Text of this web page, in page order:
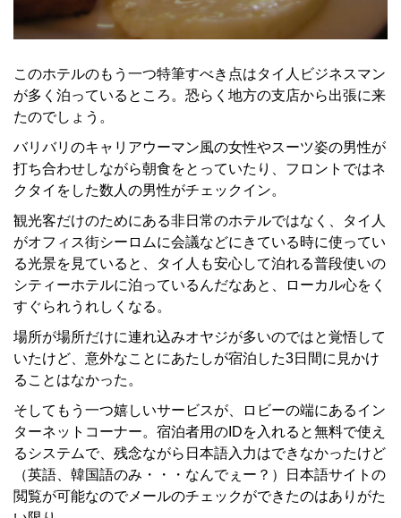
このホテルのもう一つ特筆すべき点はタイ人ビジネスマン
が多く泊っているところ。恐らく地方の支店から出張に来
たのでしょう。
バリバリのキャリアウーマン風の女性やスーツ姿の男性が
打ち合わせしながら朝食をとっていたり、フロントではネ
クタイをした数人の男性がチェックイン。
観光客だけのためにある非日常のホテルではなく、タイ人
がオフィス街シーロムに会議などにきている時に使ってい
る光景を見ていると、タイ人も安心して泊れる普段使いの
シティーホテルに泊っているんだなあと、ローカル心をく
すぐられうれしくなる。
場所が場所だけに連れ込みオヤジが多いのではと覚悟して
いたけど、意外なことにあたしが宿泊した3日間に見かけ
ることはなかった。
そしてもう一つ嬉しいサービスが、ロビーの端にあるイン
ターネットコーナー。宿泊者用のIDを入れると無料で使え
るシステムで、残念ながら日本語入力はできなかったけど
（英語、韓国語のみ・・・なんでぇー？）日本語サイトの
閲覧が可能なのでメールのチェックができたのはありがた